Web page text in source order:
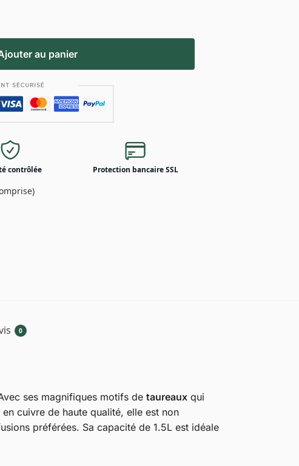
au panier
contrôlée Protection bancaire SSL
0
ses magnifiques motifs de taureauxqui
cuivre de haute qualité, elle est non
préférées. Sa capacité de 1.5L est idéale